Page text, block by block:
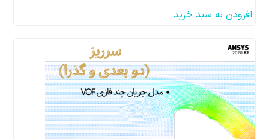
افزودن به سبد خرید